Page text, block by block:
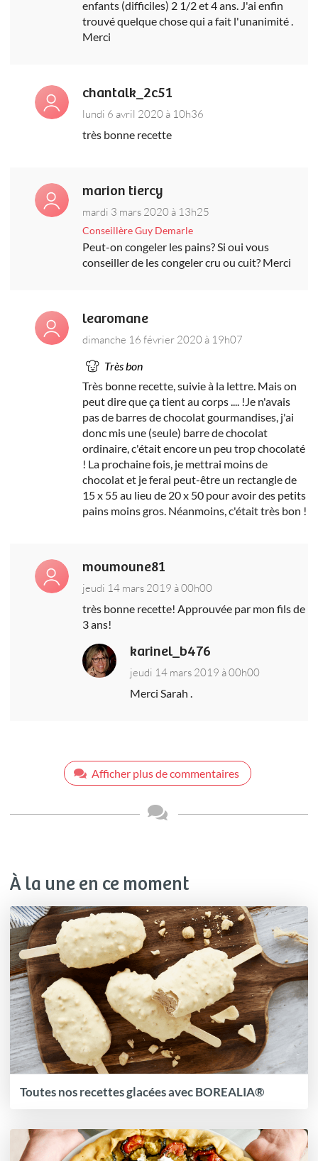
enfants (difficiles) 2 1/2 et 4 ans. J'ai enfin
trouvé quelque chose qui a fait l'unanimité .
Merci
chantalk_2c51
lundi 6 avril 2020 à 10h36
très bonne recette
marion tiercy
mardi 3 mars 2020 à 13h25
Conseillère Guy Demarle
Peut-on congeler les pains? Si oui vous
conseiller de les congeler cru ou cuit? Merci
learomane
dimanche 16 février 2020 à 19h07
Très bon
Très bonne recette, suivie à la lettre. Mais on
peut dire que ça tient au corps .... !Je n'avais
pas de barres de chocolat gourmandises, j'ai
donc mis une (seule) barre de chocolat
ordinaire, c'était encore un peu trop chocolaté
! La prochaine fois, je mettrai moins de
chocolat et je ferai peut-être un rectangle de
15 x 55 au lieu de 20 x 50 pour avoir des petits
pains moins gros. Néanmoins, c'était très bon !
moumoune81
jeudi 14 mars 2019 à 00h00
très bonne recette! Approuvée par mon fils de
3 ans!
karinel_b476
jeudi 14 mars 2019 à 00h00
Merci Sarah .
Afficher plus de commentaires
À la une en ce moment
Toutes nos recettes glacées avec BOREALIA®